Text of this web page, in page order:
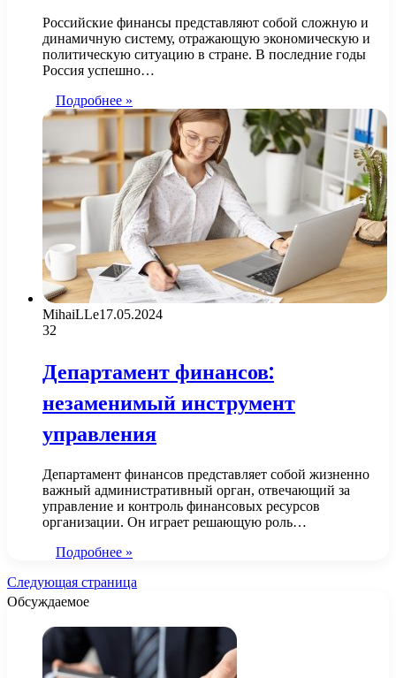
Российские финансы представляют собой сложную и
динамичную систему, отражающую экономическую и
политическую ситуацию в стране. В последние годы
Россия успешно…
Подробнее »
MihaiLLe17.05.2024
32
Департамент финансов:
незаменимый инструмент
управления
Департамент финансов представляет собой жизненно
важный административный орган, отвечающий за
управление и контроль финансовых ресурсов
организации. Он играет решающую роль…
Подробнее »
Следующая страница
Обсуждаемое